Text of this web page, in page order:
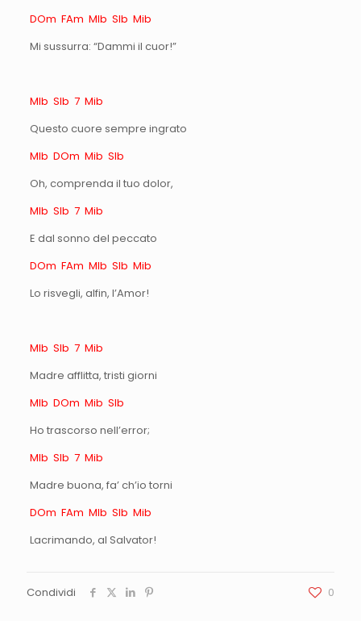
DOm FAm MIb SIb Mib
Mi sussurra: “Dammi il cuor!”
MIb SIb 7 Mib
Questo cuore sempre ingrato
MIb DOm Mib SIb
Oh, comprenda il tuo dolor,
MIb SIb 7 Mib
E dal sonno del peccato
DOm FAm MIb SIb Mib
Lo risvegli, alfin, l’Amor!
MIb SIb 7 Mib
Madre afflitta, tristi giorni
MIb DOm Mib SIb
Ho trascorso nell’error;
MIb SIb 7 Mib
Madre buona, fa’ ch’io torni
DOm FAm MIb SIb Mib
Lacrimando, al Salvator!
Condividi 0